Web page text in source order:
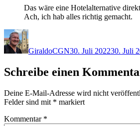
Das wäre eine Hotelalternative
Ach, ich hab alles richtig gemacht.
Autor
GiraldoCGN30. Juli 202230. Juli
Schreibe einen
Deine E-Mail-Adresse wird nicht
Felder sind mit * markiert
Kommentar *